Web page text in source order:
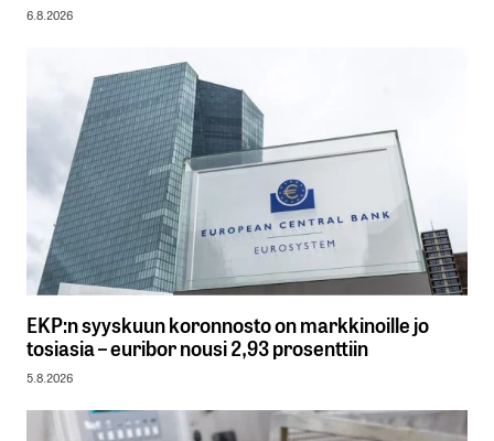
6.8.2026
EKP:n syyskuun koronnosto on markkinoille jo
tosiasia – euribor nousi 2,93 prosenttiin
5.8.2026